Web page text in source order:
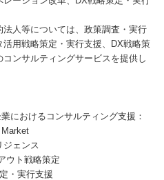
人等については、政策調査・実行
用戦略策定・実行支援、DX戦略策
ンサルティングサービスを提供し
におけるコンサルティング支援：
Market
ジェンス
ウト戦略策定
・実行支援